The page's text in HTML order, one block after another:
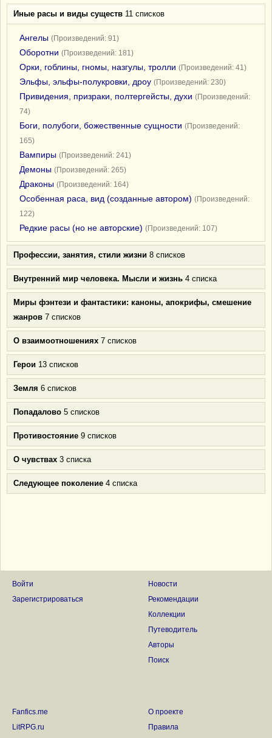
Иные расы и виды существ 11 списков
Ангелы (Произведений: 91)
Оборотни (Произведений: 181)
Орки, гоблины, гномы, назгулы, тролли (Произведений: 41)
Эльфы, эльфы-полукровки, дроу (Произведений: 230)
Привидения, призраки, полтергейсты, духи (Произведений:
74)
Боги, полубоги, божественные сущности (Произведений:
165)
Вампиры (Произведений: 241)
Демоны (Произведений: 265)
Драконы (Произведений: 164)
Особенная раса, вид (созданные автором) (Произведений:
122)
Редкие расы (но не авторские) (Произведений: 107)
Профессии, занятия, стили жизни 8 списков
Внутренний мир человека. Мысли и жизнь 4 списка
Миры фэнтези и фантастики: каноны, апокрифы, смешение
жанров 7 списков
О взаимоотношениях 7 списков
Герои 13 списков
Земля 6 списков
Попадалово 5 списков
Противостояние 9 списков
О чувствах 3 списка
Следующее поколение 4 списка
Войти
Зарегистрироваться
Новости
Рекомендации
Коллекции
Путеводитель
Авторы
Поиск
Fanfics.me
LitRPG.ru
О проекте
Правила